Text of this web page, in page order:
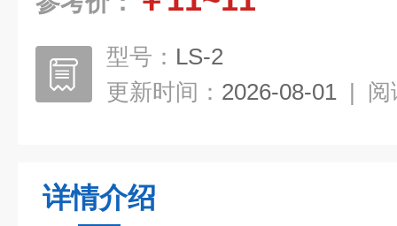
型号： LS-2
更新时间： 2026-08-01 | 阅
详情介绍